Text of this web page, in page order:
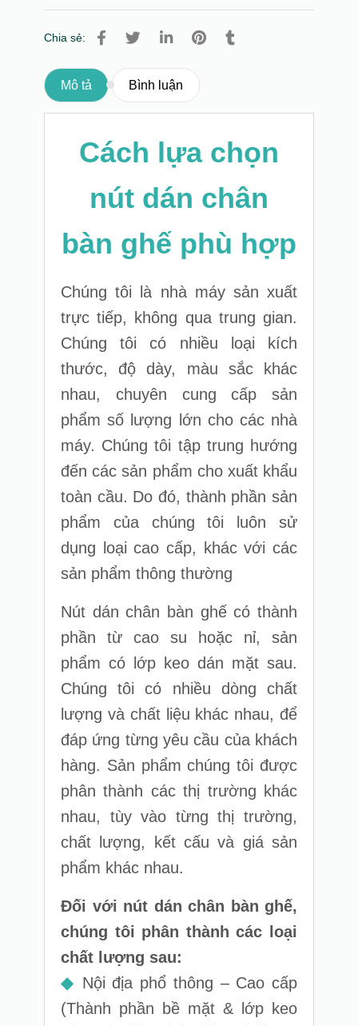
Chia sẻ:
Mô tả Bình luận
Cách lựa chọn
nút dán chân
bàn ghế phù hợp
Chúng tôi là nhà máy sản xuất
trực tiếp, không qua trung gian.
Chúng tôi có nhiều loại kích
thước, độ dày, màu sắc khác
nhau, chuyên cung cấp sản
phẩm số lượng lớn cho các nhà
máy. Chúng tôi tập trung hướng
đến các sản phẩm cho xuất khẩu
toàn cầu. Do đó, thành phần sản
phẩm của chúng tôi luôn sử
dụng loại cao cấp, khác với các
sản phẩm thông thường
Nút dán chân bàn ghế có thành
phần từ cao su hoặc nỉ, sản
phẩm có lớp keo dán mặt sau.
Chúng tôi có nhiều dòng chất
lượng và chất liệu khác nhau, để
đáp ứng từng yêu cầu của khách
hàng. Sản phẩm chúng tôi được
phân thành các thị trường khác
nhau, tùy vào từng thị trường,
chất lượng, kết cấu và giá sản
phẩm khác nhau.
Đối với nút dán chân bàn ghế,
chúng tôi phân thành các loại
chất lượng sau:
◆ Nội địa phổ thông – Cao cấp
(Thành phần bề mặt & lớp keo